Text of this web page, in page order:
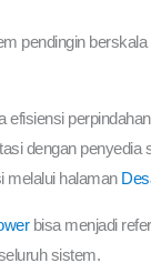
pendingin berskala
dengan penyedia
melalui halaman
bisa menjadi
sistem.